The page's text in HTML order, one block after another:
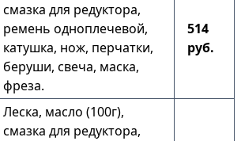
смазка для редуктора,
ремень одноплечевой,
катушка, нож, перчатки,
беруши, свеча, маска,
фреза.
514
руб.
Леска, масло (100г),
смазка для редуктора,